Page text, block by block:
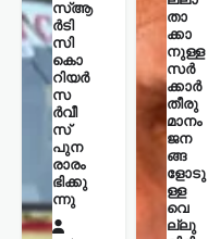
സ്ആ
ർടി
സി
കൊ
റിയർ
സ
ര്‍വീ
സ്
പുന
രാരം
ഭിക്കു
ന്നു
താ
ക്കാ
നുള്ള
സർ
ക്കാർ
തീരു
മാനം
ജന
ങ്ങ
ളോടു
ള്ള
വെ
ല്ലു